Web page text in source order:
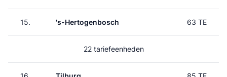
15. 's-Hertogenbosch 63 TE
22 tariefeenheden